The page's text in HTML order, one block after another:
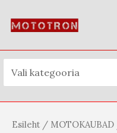
t
s
Esileht / MOTOKAUBAD